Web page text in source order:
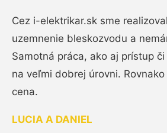
Cez i-elektrikar.sk sme
uzemnenie bleskozvodu a
Samotná práca, ako aj prístup
na veľmi dobrej úrovni.
cena.
LUCIA A DANIEL